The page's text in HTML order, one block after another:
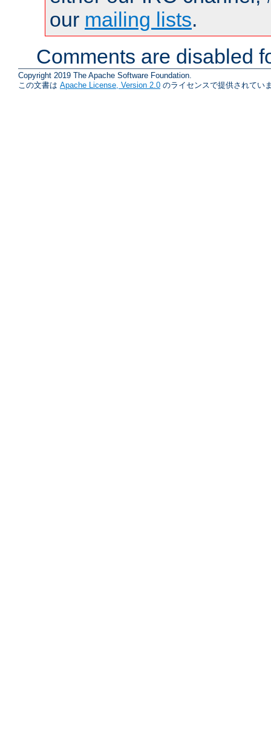
our mailing lists.
Comments are disabled
Copyright 2019 The Apache Software Foundation.
この文書は Apache License, Version 2.0 のライセンスで提供されてい